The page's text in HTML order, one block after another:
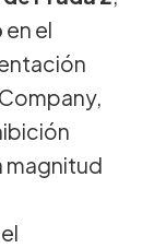
en el
magnitud